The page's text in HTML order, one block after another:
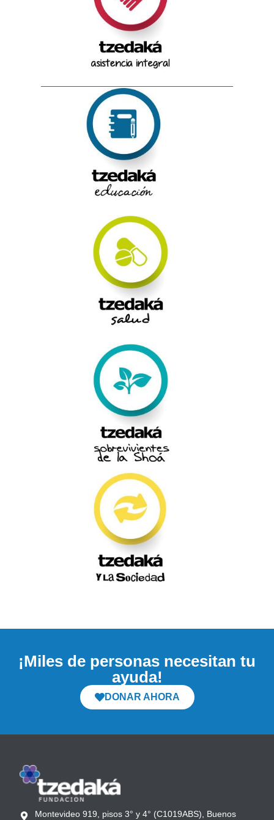
¡Miles de personas necesitan tu
ayuda!
DONAR AHORA
Montevideo 919, pisos 3° y 4° (C1019ABS), Buenos